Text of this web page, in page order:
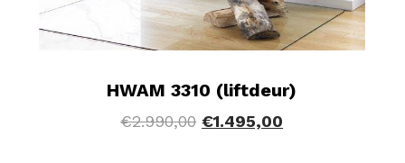
HWAM 3310 (liftdeur)
€2.990,00 €1.495,00